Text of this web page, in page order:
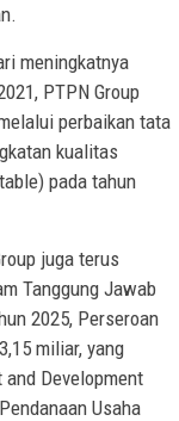
meningkatnya
PTPN Group
perbaikan tata
kualitas
pada tahun
juga terus
Tanggung Jawab
2025, Perseroan
miliar, yang
Development
Usaha